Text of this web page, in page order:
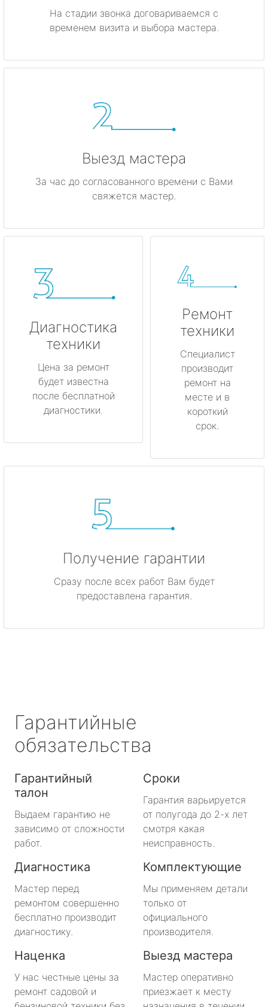
На стадии звонка договариваемся с
временем визита и выбора мастера.
Выезд мастера
За час до согласованного времени с Вами
свяжется мастер.
Диагностика
техники
Цена за ремонт
будет известна
после бесплатной
диагностики.
Ремонт
техники
Специалист
производит
ремонт на
месте и в
короткий
срок.
Получение гарантии
Сразу после всех работ Вам будет
предоставлена гарантия.
Гарантийные
обязательства
Гарантийный
талон
Выдаем гарантию не
зависимо от сложности
работ.
Сроки
Гарантия варьируется
от полугода до 2-х лет
смотря какая
неисправность.
Диагностика
Мастер перед
ремонтом совершенно
бесплатно производит
диагностику.
Комплектующие
Мы применяем детали
только от
официального
производителя.
Наценка
У нас честные цены за
ремонт садовой и
Выезд мастера
Мастер оперативно
приезжает к месту